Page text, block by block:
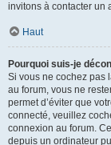
invitons à contacter un
Haut
Pourquoi suis-je
Si vous ne cochez pas
au forum, vous ne
permet d’éviter que
connecté, veuillez
connexion au forum.
depuis un ordinateur